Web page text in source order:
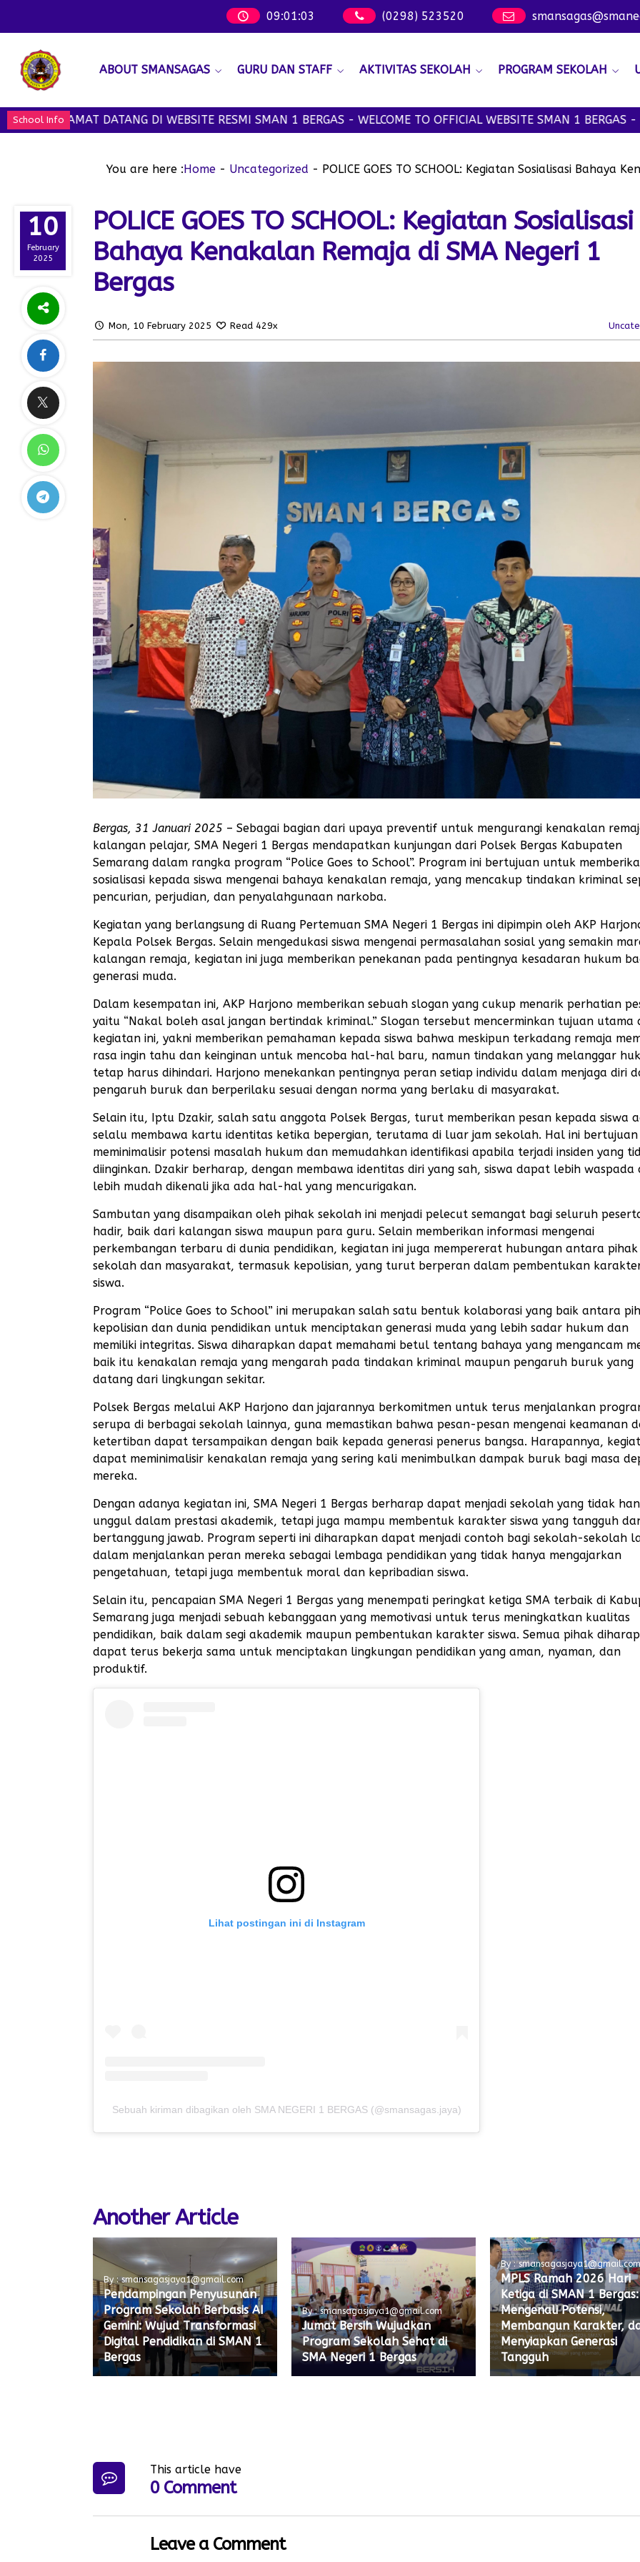
09:01:04 (0298) 523520
ABOUT SMANSAGAS GURU DAN STAFF AKTIVITAS SEKOLAH PROGRAM SEKOLAH
School Info
SELAMAT DATANG DI WEBSITE RESMI SMAN 1 BERGAS - WELCOME TO OFFICIAL WEBSITE SMAN 1 BERGAS -
You are here :Home- Uncategorized - POLICE GOES TO SCHOOL: Kegiatan Sosialisasi Bahaya
10
February
2025
POLICE GOES TO SCHOOL: Kegiatan Sosialisasi
Bahaya Kenakalan Remaja di SMA Negeri 1
Bergas
Mon, 10 February 2025 Read 429x
Bergas, 31 Januari 2025 – Sebagai bagian dari upaya preventif untuk mengurangi kenakalan
kalangan pelajar, SMA Negeri 1 Bergas mendapatkan kunjungan dari Polsek Bergas Kabupaten
Semarang dalam rangka program “Police Goes to School”. Program ini bertujuan untuk
sosialisasi kepada siswa mengenai bahaya kenakalan remaja, yang mencakup tindakan kriminal
pencurian, perjudian, dan penyalahgunaan narkoba.
Kegiatan yang berlangsung di Ruang Pertemuan SMA Negeri 1 Bergas ini dipimpin oleh AKP
Kepala Polsek Bergas. Selain mengedukasi siswa mengenai permasalahan sosial yang semakin
kalangan remaja, kegiatan ini juga memberikan penekanan pada pentingnya kesadaran hukum
generasi muda.
Dalam kesempatan ini, AKP Harjono memberikan sebuah slogan yang cukup menarik perhatian
yaitu “Nakal boleh asal jangan bertindak kriminal.” Slogan tersebut mencerminkan tujuan utama
kegiatan ini, yakni memberikan pemahaman kepada siswa bahwa meskipun terkadang remaja
rasa ingin tahu dan keinginan untuk mencoba hal-hal baru, namun tindakan yang melanggar
tetap harus dihindari. Harjono menekankan pentingnya peran setiap individu dalam menjaga diri
pengaruh buruk dan berperilaku sesuai dengan norma yang berlaku di masyarakat.
Selain itu, Iptu Dzakir, salah satu anggota Polsek Bergas, turut memberikan pesan kepada siswa
selalu membawa kartu identitas ketika bepergian, terutama di luar jam sekolah. Hal ini
meminimalisir potensi masalah hukum dan memudahkan identifikasi apabila terjadi insiden yang
diinginkan. Dzakir berharap, dengan membawa identitas diri yang sah, siswa dapat lebih waspada
lebih mudah dikenali jika ada hal-hal yang mencurigakan.
Sambutan yang disampaikan oleh pihak sekolah ini menjadi pelecut semangat bagi seluruh
hadir, baik dari kalangan siswa maupun para guru. Selain memberikan informasi mengenai
perkembangan terbaru di dunia pendidikan, kegiatan ini juga mempererat hubungan antara pihak
sekolah dan masyarakat, termasuk kepolisian, yang turut berperan dalam pembentukan
siswa.
Program “Police Goes to School” ini merupakan salah satu bentuk kolaborasi yang baik antara
kepolisian dan dunia pendidikan untuk menciptakan generasi muda yang lebih sadar hukum dan
memiliki integritas. Siswa diharapkan dapat memahami betul tentang bahaya yang mengancam
baik itu kenakalan remaja yang mengarah pada tindakan kriminal maupun pengaruh buruk yang
datang dari lingkungan sekitar.
Polsek Bergas melalui AKP Harjono dan jajarannya berkomitmen untuk terus menjalankan
serupa di berbagai sekolah lainnya, guna memastikan bahwa pesan-pesan mengenai keamanan
ketertiban dapat tersampaikan dengan baik kepada generasi penerus bangsa. Harapannya,
dapat meminimalisir kenakalan remaja yang sering kali menimbulkan dampak buruk bagi masa
mereka.
Dengan adanya kegiatan ini, SMA Negeri 1 Bergas berharap dapat menjadi sekolah yang tidak
unggul dalam prestasi akademik, tetapi juga mampu membentuk karakter siswa yang tangguh
bertanggung jawab. Program seperti ini diharapkan dapat menjadi contoh bagi sekolah-sekolah
dalam menjalankan peran mereka sebagai lembaga pendidikan yang tidak hanya mengajarkan
pengetahuan, tetapi juga membentuk moral dan kepribadian siswa.
Selain itu, pencapaian SMA Negeri 1 Bergas yang menempati peringkat ketiga SMA terbaik di
Semarang juga menjadi sebuah kebanggaan yang memotivasi untuk terus meningkatkan kualitas
pendidikan, baik dalam segi akademik maupun pembentukan karakter siswa. Semua pihak
dapat terus bekerja sama untuk menciptakan lingkungan pendidikan yang aman, nyaman, dan
produktif.
Lihat postingan ini di Instagram
Sebuah kiriman dibagikan oleh SMA NEGERI 1 BERGAS (@smansagas.jaya)
Another Article
By : smansagasjaya1@gmail.com
Pendampingan Penyusunan
Program Sekolah Berbasis AI
Gemini: Wujud Transformasi
Digital Pendidikan di SMAN 1
Bergas
By : smansagasjaya1@gmail.com
Jumat Bersih Wujudkan
Program Sekolah Sehat di
SMA Negeri 1 Bergas
By : smansagasjaya1@gmail.com
MPLS Ramah 2026 Hari
Ketiga di SMAN 1 Bergas:
Mengenali Potensi,
Membangun Karakter,
Menyiapkan Generasi
Tangguh
This article have
0 Comment
Leave a Comment